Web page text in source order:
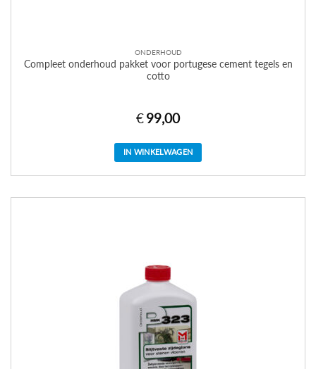
ONDERHOUD
Compleet onderhoud pakket voor portugese cement tegels en
cotto
€99,00
IN WINKELWAGEN